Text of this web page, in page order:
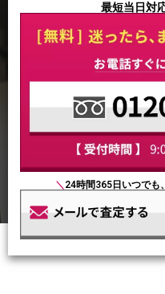
最短当日対
＼ 24時間365日いつでも